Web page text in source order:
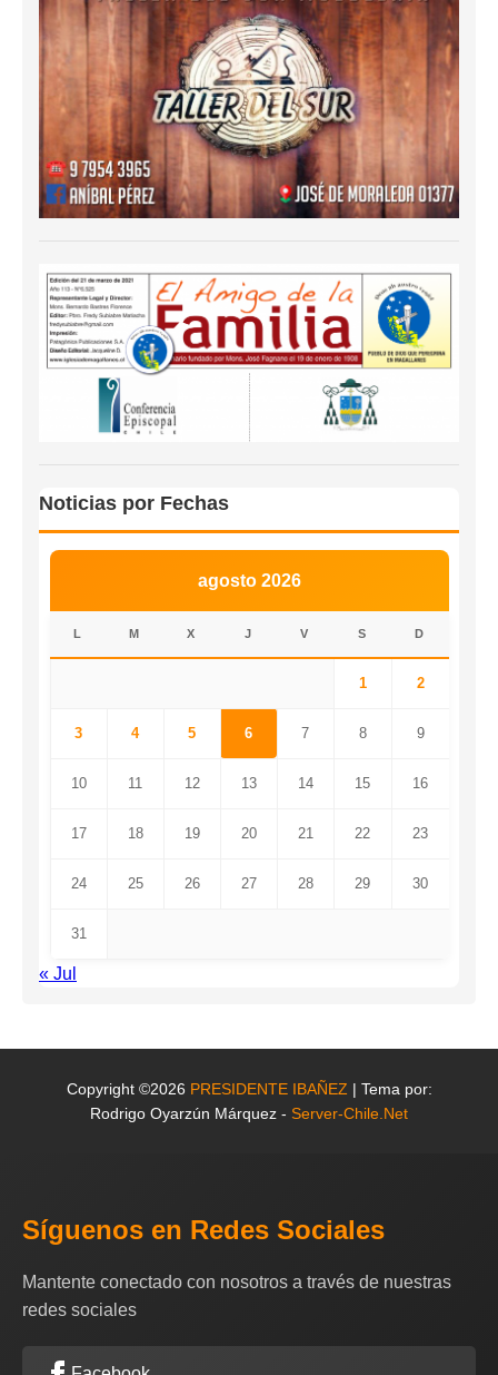
Noticias por Fechas
agosto 2026
L M X J V S D
1 2
3 4 5 6 7 8 9
10 11 12 13 14 15 16
17 18 19 20 21 22 23
24 25 26 27 28 29 30
31
« Jul
Copyright ©2026 PRESIDENTE IBAÑEZ | Tema por:
Rodrigo Oyarzún Márquez - Server-Chile.Net
Síguenos en Redes Sociales
Mantente conectado con nosotros a través de nuestras
redes sociales